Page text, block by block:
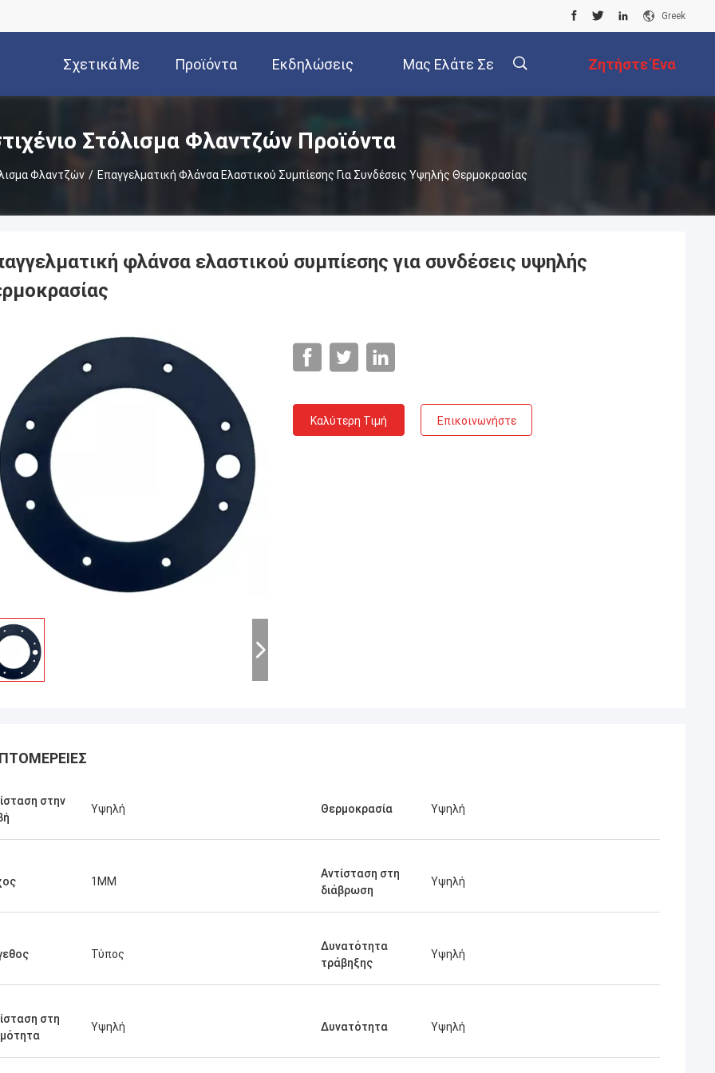
Greek
Σχετικά Με
Εμάς
Προϊόντα Εκδηλώσεις Μας Ελάτε Σε Ζητήστε Ένα
Απόσπασμα
Στόλισμα Φλαντζών Προϊόντα
Φλαντζών / Επαγγελματική Φλάνσα Ελαστικού Συμπίεσης Για Συνδέσεις Υψηλής Θερμοκρασίας
που συνεργάστηκαν με την
φλάνσα ελαστικού συμπίεσης για συνδέσεις υψηλής
Καλύτερη Τιμή Επικοινωνήστε
στην
Υψηλή Θερμοκρασία Υψηλή
1MM
Αντίσταση στη
διάβρωση
Υψηλή
Τύπος
Δυνατότητα
τράβηξης
Υψηλή
στη
Υψηλή Δυνατότητα Υψηλή